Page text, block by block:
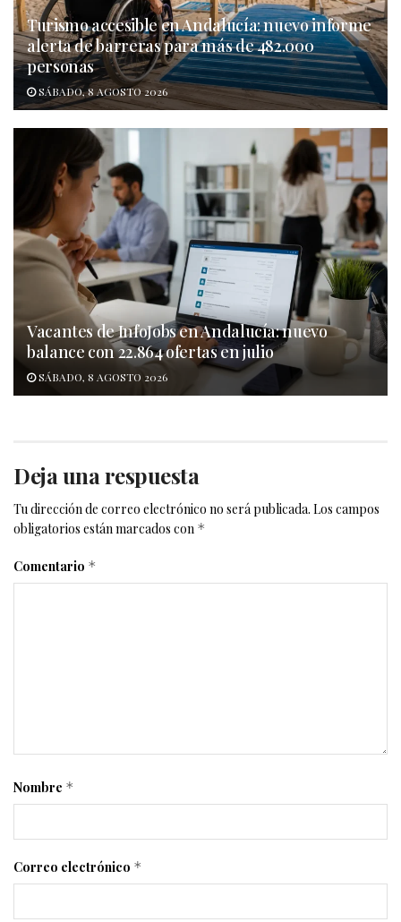
Turismo accesible en Andalucía: nuevo informe
alerta de barreras para más de 482.000
personas
SÁBADO, 8 AGOSTO 2026
Vacantes de InfoJobs en Andalucía: nuevo
balance con 22.864 ofertas en julio
SÁBADO, 8 AGOSTO 2026
Deja una respuesta
Tu dirección de correo electrónico no será publicada. Los campos
obligatorios están marcados con *
Comentario *
Nombre *
Correo electrónico *